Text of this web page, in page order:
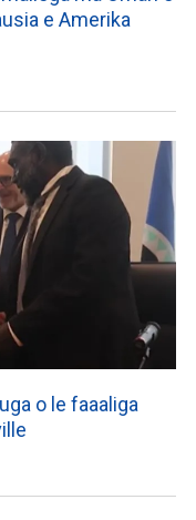
e Amerika
o le faaaliga